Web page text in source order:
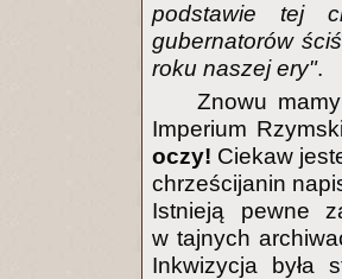
podstawie tej
gubernatorów
roku naszej ery".
Znowu
Imperium
oczy! Ciekaw
chrześcijanin
Istnieją pewne
w tajnych
Inkwizycja była